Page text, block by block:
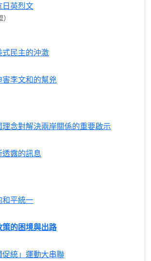
日英烈文
民主的沖激
李文和的幫兇
念對解決兩岸關係的重要啟示
露的訊息
和平統一
的困境與出路
統」運動大串聯